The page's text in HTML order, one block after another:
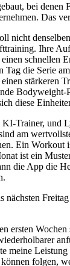
bei denen
Das
nicht
Ihre
schnellen
Tag die Serie
stärkeren
Bodyweight-
diese
Trainer, und
am
Ein Workout
ist ein
die App die
nächsten
ersten
meine Leistung
folgen,